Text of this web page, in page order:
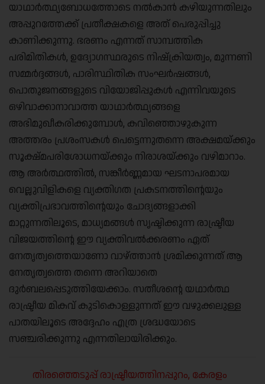
യാഥാർത്ഥ്യബോധത്തോടെ നൽകാൻ കഴിയുന്നതിലും
അപ്പുറത്തേക്ക് പ്രതീക്ഷകളെ അത് പെരുപ്പിച്ചു
കാണിക്കുന്നു. ഭരണം എന്നത് സാമ്പത്തിക
പരിമിതികൾ, ഉദ്യോഗസ്ഥരുടെ നിഷ്ക്രിയത്വം, മുന്നണി
സമ്മർദ്ദങ്ങൾ, പാരിസ്ഥിതിക സംഘർഷങ്ങൾ,
പൊതുജനങ്ങളുടെ വിയോജിപ്പുകൾ എന്നിവയുടെ
ഒഴിവാക്കാനാവാത്ത യാഥാർത്ഥ്യങ്ങളെ
അഭിമുഖീകരിക്കുമ്പോൾ, കവിഞ്ഞൊഴുകുന്ന
അത്തരം പ്രശംസകൾ പെട്ടെന്നുതന്നെ അക്ഷമയ്ക്കും
സൂക്ഷ്മപരിശോധനയ്ക്കും നിരാശയ്ക്കും വഴിമാറാം.
ആ അർത്ഥത്തിൽ, സങ്കീർണ്ണമായ ഘടനാപരമായ
വെല്ലുവിളികളെ വ്യക്തിഗത പ്രകടനത്തിന്റെയും
വ്യക്തിപ്രഭാവത്തിന്റെയും ചോദ്യങ്ങളാക്കി
മാറ്റുന്നതിലൂടെ, മാധ്യമങ്ങൾ സൃഷ്ടിക്കുന്ന രാഷ്ട്രീയ
വിജയത്തിന്റെ ഈ വ്യക്തിവൽക്കരണം ഏത്
നേതൃത്വത്തെയാണോ വാഴ്ത്താൻ ശ്രമിക്കുന്നത് ആ
നേതൃത്വത്തെ തന്നെ അറിയാതെ
ദുർബലപ്പെടുത്തിയേക്കാം. സതീശന്റെ യഥാർത്ഥ
രാഷ്ട്രീയ മികവ് കുടികൊള്ളുന്നത് ഈ വഴുക്കലുള്ള
പാതയിലൂടെ അദ്ദേഹം എത്ര ശ്രദ്ധയോടെ
സഞ്ചരിക്കുന്നു എന്നതിലായിരിക്കും.
തിരഞ്ഞെടുപ്പ് രാഷ്ട്രീയത്തിനപ്പുറം, കേരളം